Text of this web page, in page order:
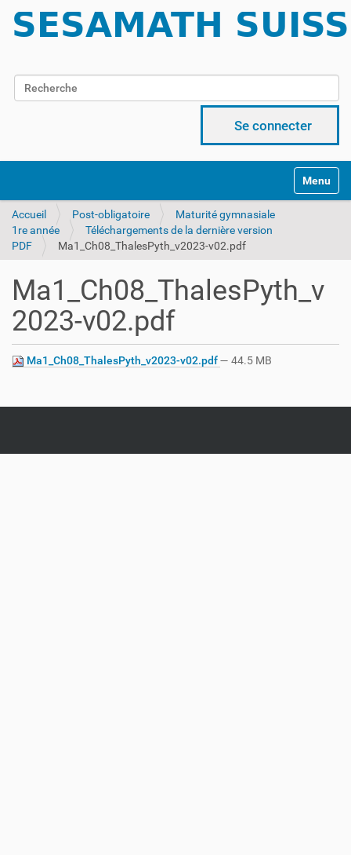
Chercher par
Se connecter
Activer/
Accueil Post-obligatoire
Maturité gymnasiale
1re année
Téléchargements de la dernière version
PDF
Ma1_Ch08_ThalesPyth_v2023-v02.pdf
Ma1_Ch08_ThalesPyth_v
2023-v02.pdf
Ma1_Ch08_ThalesPyth_v2023-v02.pdf— 44.5 MB